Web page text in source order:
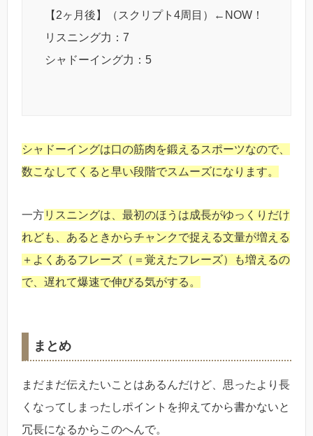
【2ヶ月後】（スクリプト4周目）←NOW！
リスニング力：7
シャドーイング力：5
シャドーイングは口の筋肉を鍛えるスポーツなので、
数こなしてくると早い段階でスムーズになります。
一方リスニングは、最初のほうは成長がゆっくりだけ
れども、あるときからチャンクで捉える文量が増える
＋よくあるフレーズ（＝覚えたフレーズ）も増えるの
で、遅れて爆速で伸びる気がする。
まとめ
まだまだ伝えたいことはあるんだけど、思ったより長
くなってしまったしポイントを抑えてから書かないと
冗長になるからこのへんで。